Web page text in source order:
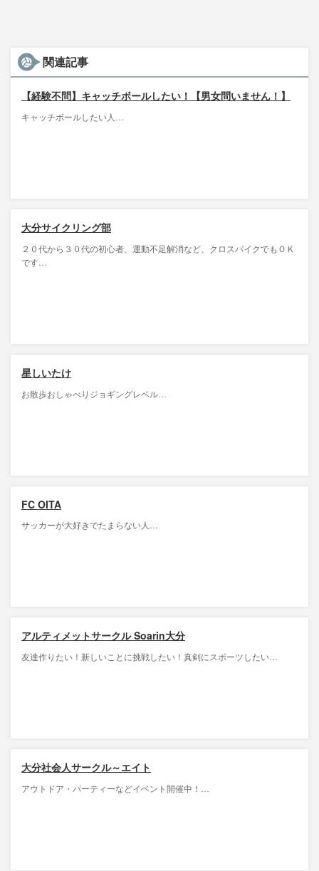
関連記事
【経験不問】キャッチボールしたい！【男女問いません！】
キャッチボールしたい人…
大分サイクリング部
２０代から３０代の初心者、運動不足解消など、クロスバイクでもＯＫ
です…
星しいたけ
お散歩おしゃべりジョギングレベル…
FC OITA
サッカーが大好きでたまらない人…
アルティメットサークル Soarin大分
友達作りたい！新しいことに挑戦したい！真剣にスポーツしたい…
大分社会人サークル～エイト
アウトドア・パーティーなどイベント開催中！…